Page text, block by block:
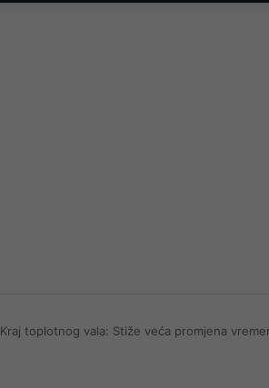
Kraj toplotnog vala: Stiže veća promjena